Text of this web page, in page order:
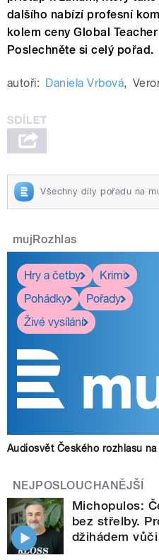
dalšího nabízí profesní
kolem ceny Global
Poslechněte si celý pořad.
autoři: Daniela Vrbová,
Všechny díly pořadu na
mujRozhlas
Hry a četby
Krimi
Pohádky
Pořady
Živé vysílání
Audiosvět Českého rozhlasu
NEJPOSLOUCHANĚJŠÍ
Michopulos:
bez střelby.
džihádem